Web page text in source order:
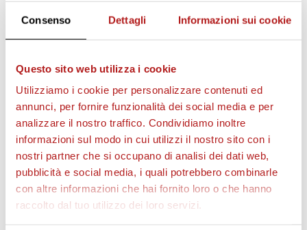
Consenso Dettagli Informazioni sui cookie
Questo sito web utilizza i cookie
Utilizziamo i cookie per personalizzare contenuti ed
annunci, per fornire funzionalità dei social media e per
analizzare il nostro traffico. Condividiamo inoltre
informazioni sul modo in cui utilizzi il nostro sito con i
nostri partner che si occupano di analisi dei dati web,
pubblicità e social media, i quali potrebbero combinarle
con altre informazioni che hai fornito loro o che hanno
raccolto dal tuo utilizzo dei loro servizi.
AS CITTADELLA STORE